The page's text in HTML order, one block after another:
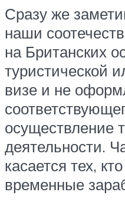
Сразу же
наши
на Британских
туристической
визе и не
осуществление
деятельности.
касается тех,
временные